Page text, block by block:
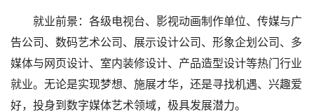
就业前景：各级电视台、影视动画制作单位、传媒与广
告公司、数码艺术公司、展示设计公司、形象企划公司、多
媒体与网页设计、室内装修设计、产品造型设计等热门行业
就业。无论是实现梦想、施展才华，还是寻找机遇、兴趣爱
好，投身到数字媒体艺术领域，极具发展潜力。